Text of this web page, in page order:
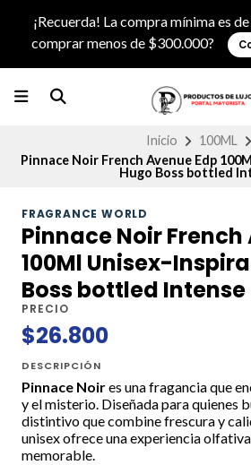
¡Recuerda! La compra mínima es
comprar menos de $300.000?
Inicio
100ML
Pinnace Noir French Avenue Edp
Hugo Boss bottled
FRAGRANCE WORLD
Pinnace Noir French
100Ml Unisex-
Boss bottled Intense
PRECIO
$26.800
DESCRIPCIÓN
Pinnace Noires una fragancia que
y el misterio. Diseñada para quienes
distintivo que combine frescura y
unisex ofrece una experiencia
memorable.